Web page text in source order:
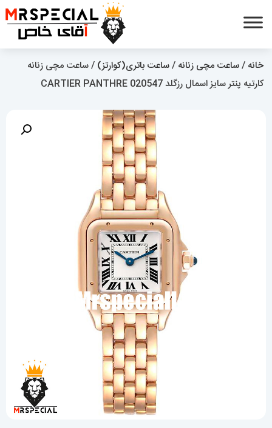
خانه /ساعت مچی زنانه /ساعت باتری(کوارتز) / ساعت مچی زنانه
کارتیه پنتر سایز اسمال رزگلد CARTIER PANTHRE 020547